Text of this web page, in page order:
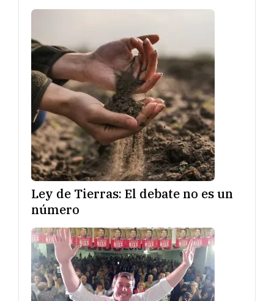
Ley de Tierras: El debate no es un
número